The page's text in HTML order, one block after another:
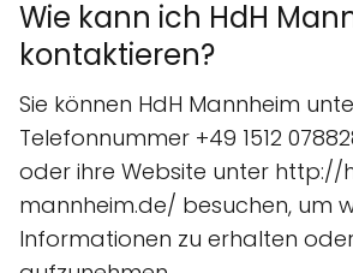
Wie kann ich HdH
kontaktieren?
Sie können HdH Mannheim
Telefonnummer +49 1512
oder ihre Website unter http://
mannheim.de/ besuchen, um
Informationen zu erhalten